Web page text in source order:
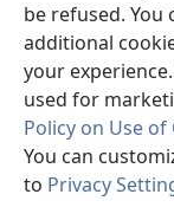
be refused. You
additional
your
used for
Policy on Use
You can
to Privacy
Watchtower
Copyright© 2026
ÀDÉHÙN LÍLO